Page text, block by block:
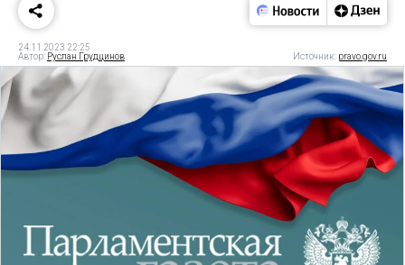
24.11.2023 22:25
Автор: Руслан Грудцинов Источник: pravo.gov.ru